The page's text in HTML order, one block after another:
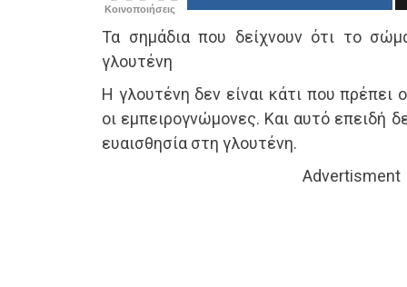
Κοινοποιήσεις
Τα σημάδια που δείχνουν ότι το
γλουτένη
Η γλουτένη δεν είναι κάτι που πρέπει
οι εμπειρογνώμονες. Και αυτό επειδή
ευαισθησία στη γλουτένη.
Advertisment